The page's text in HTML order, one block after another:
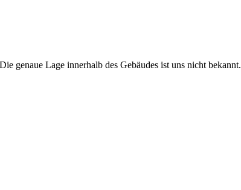
genaue Lage innerhalb des Gebäudes ist uns nicht bekannt.